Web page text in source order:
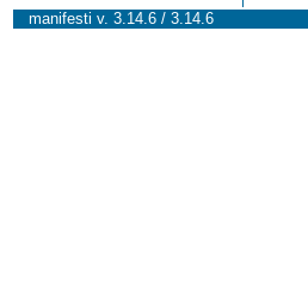
manifesti v. 3.14.6 / 3.14.6